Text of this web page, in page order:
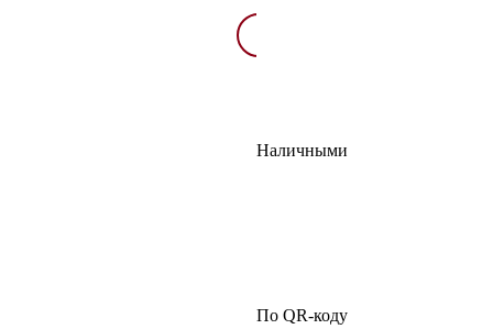
Наличными
По QR-коду